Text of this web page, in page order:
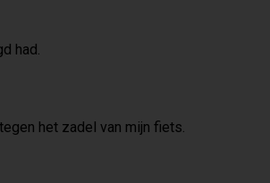
had.
het zadel van mijn fiets.